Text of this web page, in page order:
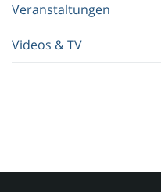
Veranstaltungen
Videos & TV